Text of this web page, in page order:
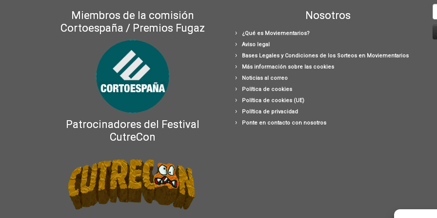
Miembros de la comisión
Cortoespaña / Premios Fugaz
Patrocinadores del Festival
CutreCon
Nosotros
¿Qué es Moviementarios?
Aviso legal
Bases Legales y Condiciones de los Sorteos en Moviementarios
Más información sobre las cookies
Noticias al correo
Política de cookies
Política de cookies (UE)
Política de privacidad
Ponte en contacto con nosotros